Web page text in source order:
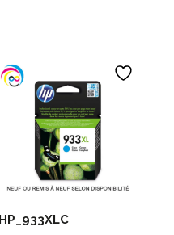
HP_933XLC